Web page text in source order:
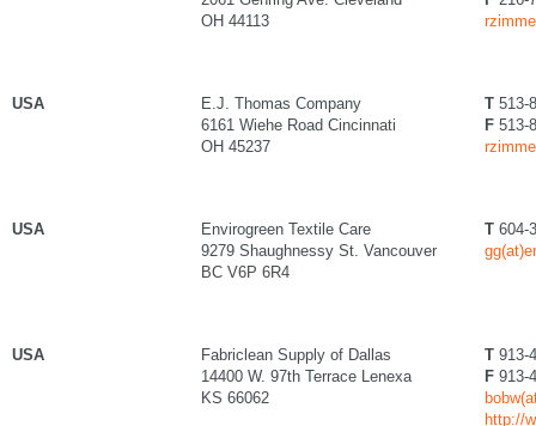
OH 44113
USA
E.J. Thomas Company
6161 Wiehe Road Cincinnati
OH 45237
T 513-
F 513-
USA
Envirogreen Textile Care
9279 Shaughnessy St. Vancouver
BC V6P 6R4
T 604-
USA
Fabriclean Supply of Dallas
14400 W. 97th Terrace Lenexa
KS 66062
T 913-
F 913-
http://